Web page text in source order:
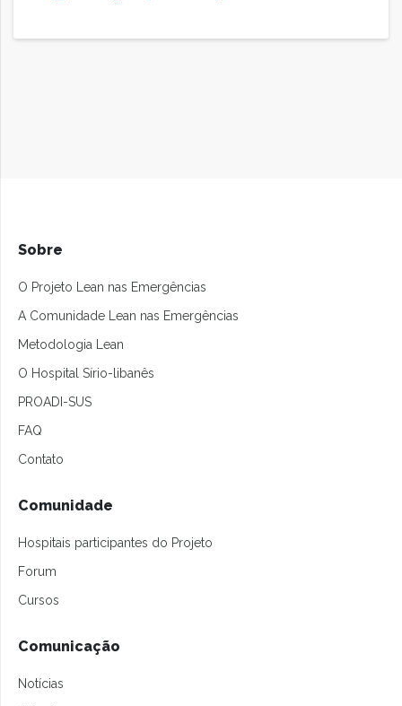
Sobre
O Projeto Lean nas Emergências
A Comunidade Lean nas Emergências
Metodologia Lean
O Hospital Sírio-libanês
PROADI-SUS
FAQ
Contato
Comunidade
Hospitais participantes do Projeto
Forum
Cursos
Comunicação
Notícias